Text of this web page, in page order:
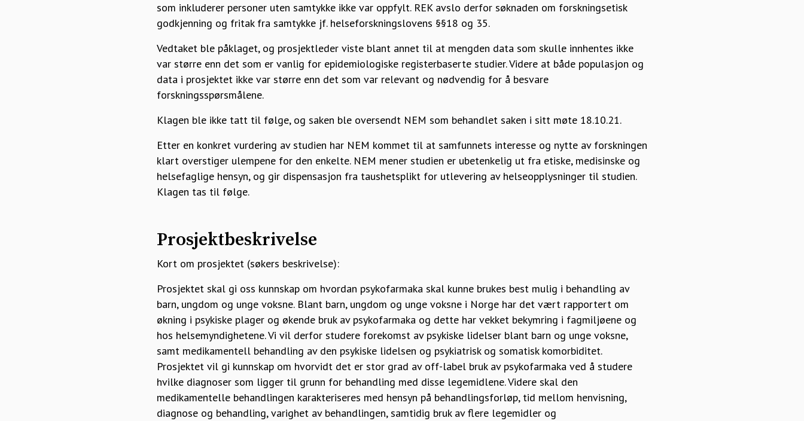
som inkluderer personer uten samtykke ikke var oppfylt. REK avslo derfor søknaden om forskningsetisk
godkjenning og fritak fra samtykke jf. helseforskningslovens §§18 og 35.
Vedtaket ble påklaget, og prosjektleder viste blant annet til at mengden data som skulle innhentes ikke
var større enn det som er vanlig for epidemiologiske registerbaserte studier. Videre at både populasjon og
data i prosjektet ikke var større enn det som var relevant og nødvendig for å besvare
forskningsspørsmålene.
Klagen ble ikke tatt til følge, og saken ble oversendt NEM som behandlet saken i sitt møte 18.10.21.
Etter en konkret vurdering av studien har NEM kommet til at samfunnets interesse og nytte av forskningen
klart overstiger ulempene for den enkelte. NEM mener studien er ubetenkelig ut fra etiske, medisinske og
helsefaglige hensyn, og gir dispensasjon fra taushetsplikt for utlevering av helseopplysninger til studien.
Klagen tas til følge.
Prosjektbeskrivelse
Kort om prosjektet (søkers beskrivelse):
Prosjektet skal gi oss kunnskap om hvordan psykofarmaka skal kunne brukes best mulig i behandling av
barn, ungdom og unge voksne. Blant barn, ungdom og unge voksne i Norge har det vært rapportert om
økning i psykiske plager og økende bruk av psykofarmaka og dette har vekket bekymring i fagmiljøene og
hos helsemyndighetene. Vi vil derfor studere forekomst av psykiske lidelser blant barn og unge voksne,
samt medikamentell behandling av den psykiske lidelsen og psykiatrisk og somatisk komorbiditet.
Prosjektet vil gi kunnskap om hvorvidt det er stor grad av off-label bruk av psykofarmaka ved å studere
hvilke diagnoser som ligger til grunn for behandling med disse legemidlene. Videre skal den
medikamentelle behandlingen karakteriseres med hensyn på behandlingsforløp, tid mellom henvisning,
diagnose og behandling, varighet av behandlingen, samtidig bruk av flere legemidler og